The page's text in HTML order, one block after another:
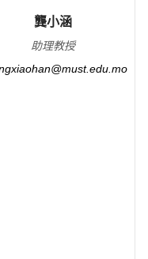
龔小涵
助理教授